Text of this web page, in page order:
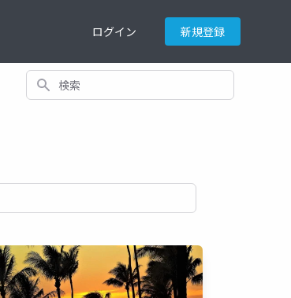
ログイン 新規登録
検索